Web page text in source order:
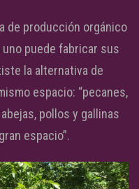
de producción orgánico
puede fabricar sus
la alternativa de
espacio: “pecanes,
pollos y gallinas
espacio”.